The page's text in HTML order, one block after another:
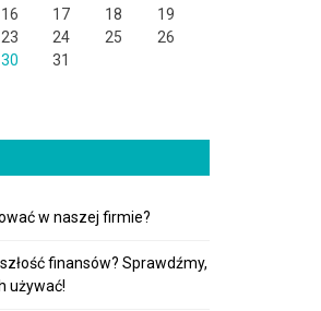
16 17 18
19
23 24 25
26
30 31
w naszej firmie?
finansów? Sprawdźmy,
używać!